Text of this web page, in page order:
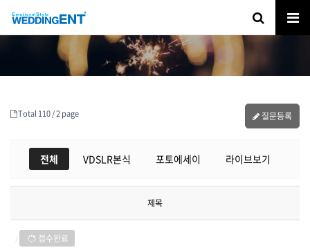
Total 110 /2 page 질문등록
전체 VDSLR본식 포토에세이 라이브보기
제목
접수완료